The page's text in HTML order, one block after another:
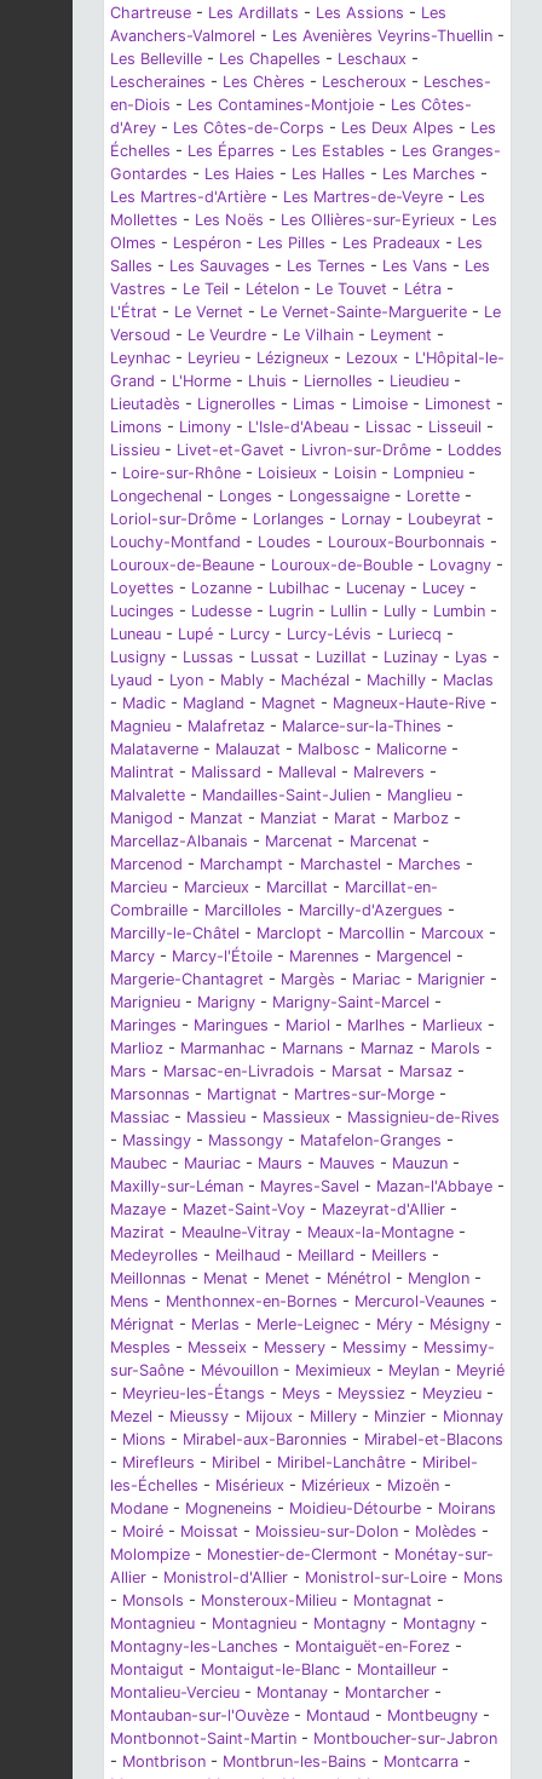
Chartreuse - Les Ardillats - Les Assions - Les
Avanchers-Valmorel - Les Avenières Veyrins-Thuellin -
Les Belleville - Les Chapelles - Leschaux -
Lescheraines - Les Chères - Lescheroux - Lesches-
en-Diois - Les Contamines-Montjoie - Les Côtes-
d'Arey - Les Côtes-de-Corps - Les Deux Alpes - Les
Échelles - Les Éparres - Les Estables - Les Granges-
Gontardes - Les Haies - Les Halles - Les Marches -
Les Martres-d'Artière - Les Martres-de-Veyre - Les
Mollettes - Les Noës - Les Ollières-sur-Eyrieux - Les
Olmes - Lespéron - Les Pilles - Les Pradeaux - Les
Salles - Les Sauvages - Les Ternes - Les Vans - Les
Vastres - Le Teil - Lételon - Le Touvet - Létra -
L'Étrat - Le Vernet - Le Vernet-Sainte-Marguerite - Le
Versoud - Le Veurdre - Le Vilhain - Leyment -
Leynhac - Leyrieu - Lézigneux - Lezoux - L'Hôpital-le-
Grand - L'Horme - Lhuis - Liernolles - Lieudieu -
Lieutadès - Lignerolles - Limas - Limoise - Limonest -
Limons - Limony - L'Isle-d'Abeau - Lissac - Lisseuil -
Lissieu - Livet-et-Gavet - Livron-sur-Drôme - Loddes
- Loire-sur-Rhône - Loisieux - Loisin - Lompnieu -
Longechenal - Longes - Longessaigne - Lorette -
Loriol-sur-Drôme - Lorlanges - Lornay - Loubeyrat -
Louchy-Montfand - Loudes - Louroux-Bourbonnais -
Louroux-de-Beaune - Louroux-de-Bouble - Lovagny -
Loyettes - Lozanne - Lubilhac - Lucenay - Lucey -
Lucinges - Ludesse - Lugrin - Lullin - Lully - Lumbin -
Luneau - Lupé - Lurcy - Lurcy-Lévis - Luriecq -
Lusigny - Lussas - Lussat - Luzillat - Luzinay - Lyas -
Lyaud - Lyon - Mably - Machézal - Machilly - Maclas
- Madic - Magland - Magnet - Magneux-Haute-Rive -
Magnieu - Malafretaz - Malarce-sur-la-Thines -
Malataverne - Malauzat - Malbosc - Malicorne -
Malintrat - Malissard - Malleval - Malrevers -
Malvalette - Mandailles-Saint-Julien - Manglieu -
Manigod - Manzat - Manziat - Marat - Marboz -
Marcellaz-Albanais - Marcenat - Marcenat -
Marcenod - Marchampt - Marchastel - Marches -
Marcieu - Marcieux - Marcillat - Marcillat-en-
Combraille - Marcilloles - Marcilly-d'Azergues -
Marcilly-le-Châtel - Marclopt - Marcollin - Marcoux -
Marcy - Marcy-l'Étoile - Marennes - Margencel -
Margerie-Chantagret - Margès - Mariac - Marignier -
Marignieu - Marigny - Marigny-Saint-Marcel -
Maringes - Maringues - Mariol - Marlhes - Marlieux -
Marlioz - Marmanhac - Marnans - Marnaz - Marols -
Mars - Marsac-en-Livradois - Marsat - Marsaz -
Marsonnas - Martignat - Martres-sur-Morge -
Massiac - Massieu - Massieux - Massignieu-de-Rives
- Massingy - Massongy - Matafelon-Granges -
Maubec - Mauriac - Maurs - Mauves - Mauzun -
Maxilly-sur-Léman - Mayres-Savel - Mazan-l'Abbaye -
Mazaye - Mazet-Saint-Voy - Mazeyrat-d'Allier -
Mazirat - Meaulne-Vitray - Meaux-la-Montagne -
Medeyrolles - Meilhaud - Meillard - Meillers -
Meillonnas - Menat - Menet - Ménétrol - Menglon -
Mens - Menthonnex-en-Bornes - Mercurol-Veaunes -
Mérignat - Merlas - Merle-Leignec - Méry - Mésigny -
Mesples - Messeix - Messery - Messimy - Messimy-
sur-Saône - Mévouillon - Meximieux - Meylan - Meyrié
- Meyrieu-les-Étangs - Meys - Meyssiez - Meyzieu -
Mezel - Mieussy - Mijoux - Millery - Minzier - Mionnay
- Mions - Mirabel-aux-Baronnies - Mirabel-et-Blacons
- Mirefleurs - Miribel - Miribel-Lanchâtre - Miribel-
les-Échelles - Misérieux - Mizérieux - Mizoën -
Modane - Mogneneins - Moidieu-Détourbe - Moirans
- Moiré - Moissat - Moissieu-sur-Dolon - Molèdes -
Molompize - Monestier-de-Clermont - Monétay-sur-
Allier - Monistrol-d'Allier - Monistrol-sur-Loire - Mons
- Monsols - Monsteroux-Milieu - Montagnat -
Montagnieu - Montagnieu - Montagny - Montagny -
Montagny-les-Lanches - Montaiguët-en-Forez -
Montaigut - Montaigut-le-Blanc - Montailleur -
Montalieu-Vercieu - Montanay - Montarcher -
Montauban-sur-l'Ouvèze - Montaud - Montbeugny -
Montbonnot-Saint-Martin - Montboucher-sur-Jabron
- Montbrison - Montbrun-les-Bains - Montcarra -